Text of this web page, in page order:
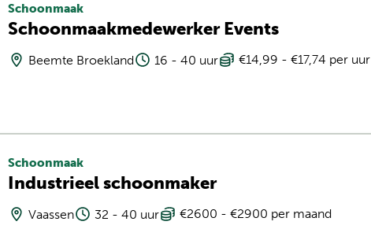
Schoonmaak
Schoonmaakmedewerker Events
Beemte Broekland 16 - 40 uur €14,99 - €17,74 per uur
Schoonmaak
Industrieel schoonmaker
Vaassen 32 - 40 uur €2600 - €2900 per maand